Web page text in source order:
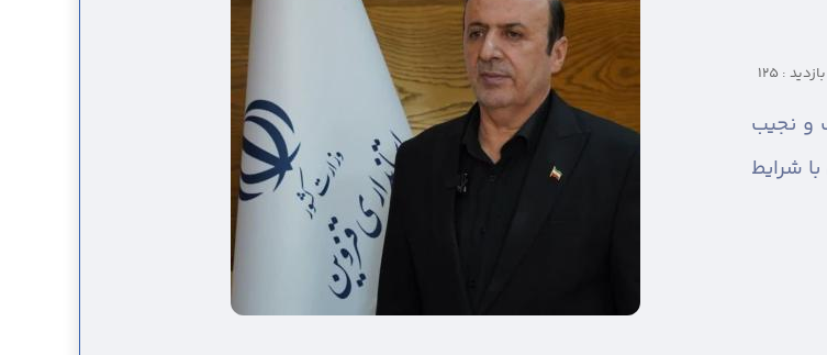
: 125
و نجیب
شرایط